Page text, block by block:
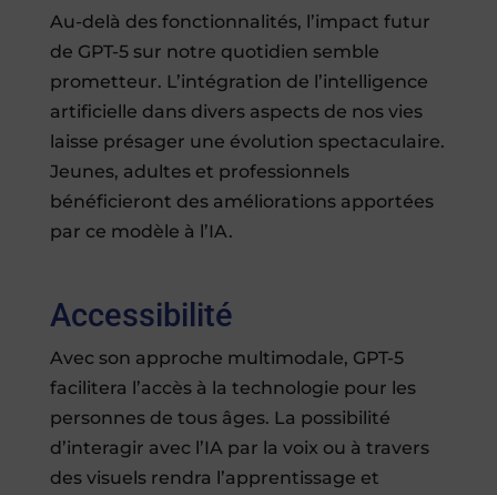
Au-delà des fonctionnalités, l’impact futur
de GPT-5 sur notre quotidien semble
prometteur. L’intégration de l’intelligence
artificielle dans divers aspects de nos vies
laisse présager une évolution spectaculaire.
Jeunes, adultes et professionnels
bénéficieront des améliorations apportées
par ce modèle à l’IA.
Accessibilité
Avec son approche multimodale, GPT-5
facilitera l’accès à la technologie pour les
personnes de tous âges. La possibilité
d’interagir avec l’IA par la voix ou à travers
des visuels rendra l’apprentissage et